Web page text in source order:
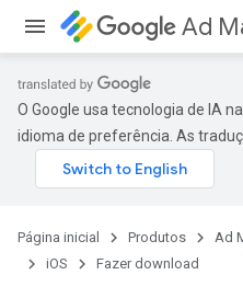
Ad
O Google usa tecnologia de IA
idioma de preferência. As
Página inicial Produtos Ad
iOS
Fazer download